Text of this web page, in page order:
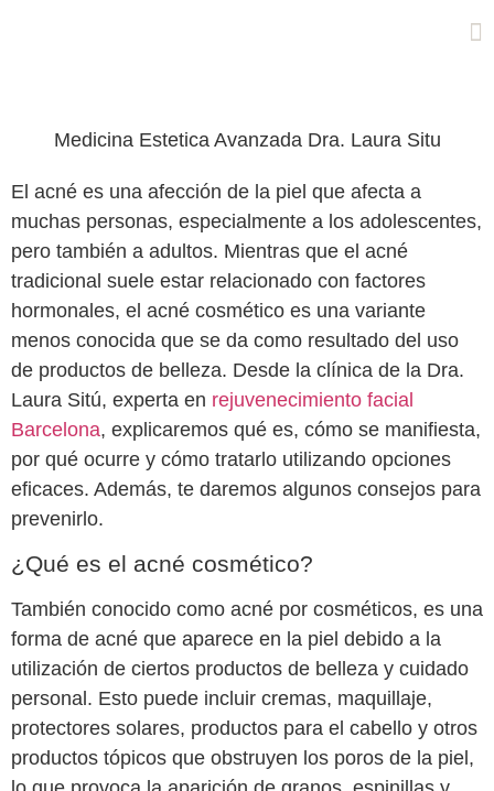
Medicina Estetica Avanzada Dra. Laura Situ
El acné es una afección de la piel que afecta a
muchas personas, especialmente a los adolescentes,
pero también a adultos. Mientras que el acné
tradicional suele estar relacionado con factores
hormonales, el acné cosmético es una variante
menos conocida que se da como resultado del uso
de productos de belleza. Desde la clínica de la Dra.
Laura Sitú, experta en rejuvenecimiento facial
Barcelona, explicaremos qué es, cómo se manifiesta,
por qué ocurre y cómo tratarlo utilizando opciones
eficaces. Además, te daremos algunos consejos para
prevenirlo.
¿Qué es el acné cosmético?
También conocido como acné por cosméticos, es una
forma de acné que aparece en la piel debido a la
utilización de ciertos productos de belleza y cuidado
personal. Esto puede incluir cremas, maquillaje,
protectores solares, productos para el cabello y otros
productos tópicos que obstruyen los poros de la piel,